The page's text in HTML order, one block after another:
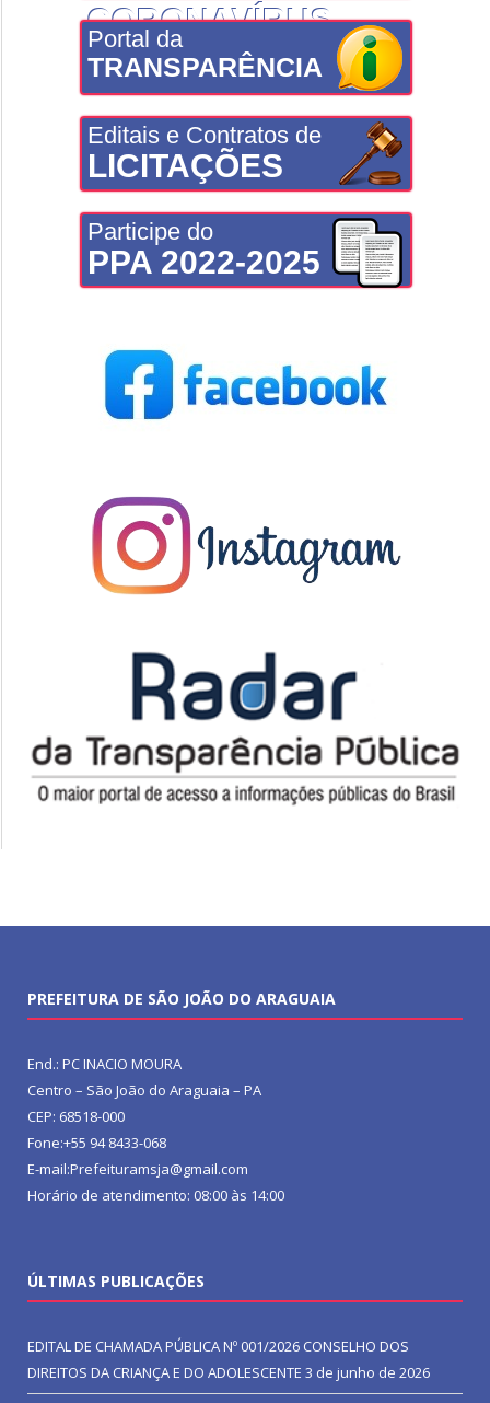
CORONAVÍRUS
Portal da
TRANSPARÊNCIA
Editais e Contratos de
LICITAÇÕES
Participe do
PPA 2022-2025
PREFEITURA DE SÃO JOÃO DO ARAGUAIA
End.: PC INACIO MOURA
Centro – São João do Araguaia – PA
CEP: 68518-000
Fone:+55 94 8433-068
E-mail:Prefeituramsja@gmail.com
Horário de atendimento: 08:00 às 14:00
ÚLTIMAS PUBLICAÇÕES
EDITAL DE CHAMADA PÚBLICA Nº 001/2026 CONSELHO DOS
DIREITOS DA CRIANÇA E DO ADOLESCENTE 3 de junho de 2026